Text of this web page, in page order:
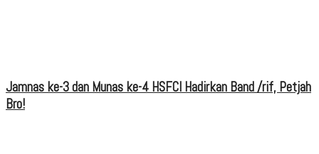
Jamnas ke-3 dan Munas ke-4 HSFCI Hadirkan Band /rif, Petjah
Bro!